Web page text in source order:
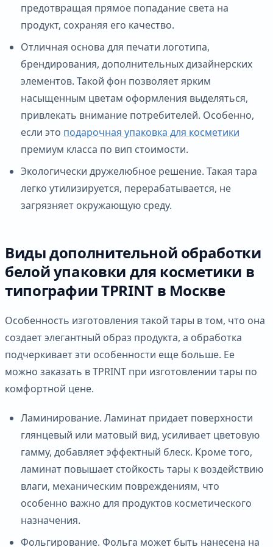
предотвращая прямое попадание света на
продукт, сохраняя его качество.
Отличная основа для печати логотипа,
брендирования, дополнительных дизайнерских
элементов. Такой фон позволяет ярким
насыщенным цветам оформления выделяться,
привлекать внимание потребителей. Особенно,
если это подарочная упаковка для косметики
премиум класса по вип стоимости.
Экологически дружелюбное решение. Такая тара
легко утилизируется, перерабатывается, не
загрязняет окружающую среду.
Виды дополнительной обработки
белой упаковки для косметики в
типографии TPRINT в Москве
Особенность изготовления такой тары в том, что она
создает элегантный образ продукта, а обработка
подчеркивает эти особенности еще больше. Ее
можно заказать в TPRINT при изготовлении тары по
комфортной цене.
Ламинирование. Ламинат придает поверхности
глянцевый или матовый вид, усиливает цветовую
гамму, добавляет эффектный блеск. Кроме того,
ламинат повышает стойкость тары к воздействию
влаги, механическим повреждениям, что
особенно важно для продуктов косметического
назначения.
Фольгирование. Фольга может быть нанесена на